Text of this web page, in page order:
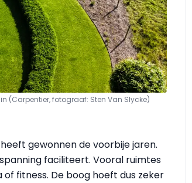
(Carpentier, fotograaf: Sten Van Slycke)
gewonnen de voorbije jaren.
faciliteert. Vooral ruimtes
fitness. De boog hoeft dus zeker